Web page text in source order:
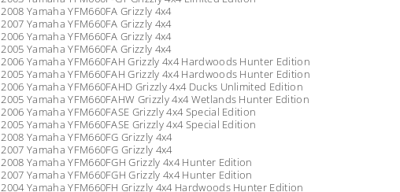
2008 Yamaha YFM660FA Grizzly 4x4
2007 Yamaha YFM660FA Grizzly 4x4
2006 Yamaha YFM660FA Grizzly 4x4
2005 Yamaha YFM660FA Grizzly 4x4
2006 Yamaha YFM660FAH Grizzly 4x4 Hardwoods Hunter Edition
2005 Yamaha YFM660FAH Grizzly 4x4 Hardwoods Hunter Edition
2006 Yamaha YFM660FAHD Grizzly 4x4 Ducks Unlimited Edition
2005 Yamaha YFM660FAHW Grizzly 4x4 Wetlands Hunter Edition
2006 Yamaha YFM660FASE Grizzly 4x4 Special Edition
2005 Yamaha YFM660FASE Grizzly 4x4 Special Edition
2008 Yamaha YFM660FG Grizzly 4x4
2007 Yamaha YFM660FG Grizzly 4x4
2008 Yamaha YFM660FGH Grizzly 4x4 Hunter Edition
2007 Yamaha YFM660FGH Grizzly 4x4 Hunter Edition
2004 Yamaha YFM660FH Grizzly 4x4 Hardwoods Hunter Edition